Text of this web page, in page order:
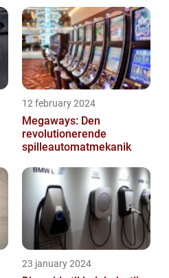
12 february 2024
Megaways: Den
revolutionerende
spilleautomatmekanik
23 january 2024